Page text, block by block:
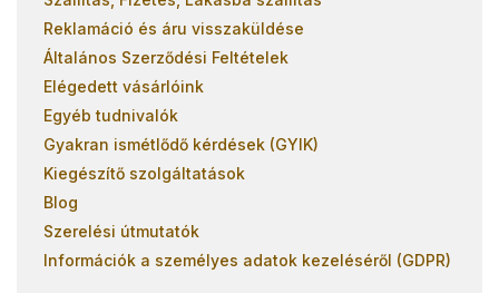
Reklamáció és áru visszaküldése
Általános Szerződési Feltételek
Elégedett vásárlóink
Egyéb tudnivalók
Gyakran ismétlődő kérdések (GYIK)
Kiegészítő szolgáltatások
Blog
Szerelési útmutatók
Információk a személyes adatok kezeléséről (GDPR)